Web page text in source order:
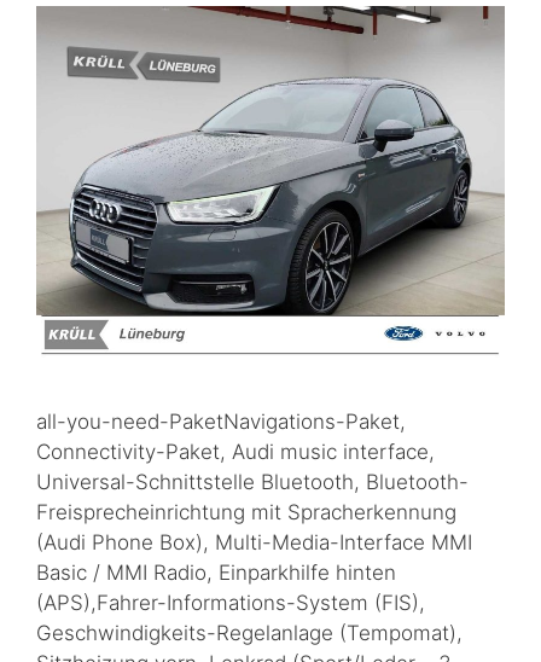
all-you-need-PaketNavigations-Paket,
Connectivity-Paket, Audi music interface,
Universal-Schnittstelle Bluetooth, Bluetooth-
Freisprecheinrichtung mit Spracherkennung
(Audi Phone Box), Multi-Media-Interface MMI
Basic / MMI Radio, Einparkhilfe hinten
(APS),Fahrer-Informations-System (FIS),
Geschwindigkeits-Regelanlage (Tempomat),